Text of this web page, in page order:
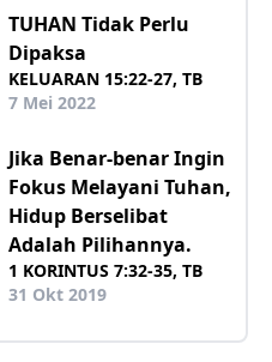
TUHAN Tidak Perlu
Dipaksa
KELUARAN 15:22-27, TB
7 Mei 2022
Jika Benar-benar Ingin
Fokus Melayani Tuhan,
Hidup Berselibat
Adalah Pilihannya.
1 KORINTUS 7:32-35, TB
31 Okt 2019